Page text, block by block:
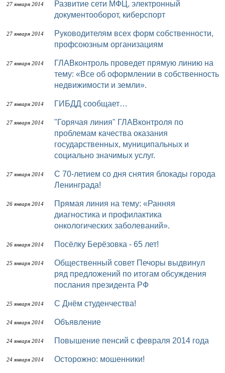
27 января 2014
Развитие сети МФЦ, электронный
документооборот, киберспорт
27 января 2014
Руководителям всех форм собственности,
профсоюзным организациям
27 января 2014
ГЛАВконтроль проведет прямую линию на
тему: «Все об оформлении в собственность
недвижимости и земли».
27 января 2014 ГИБДД сообщает…
27 января 2014
"Горячая линия" ГЛАВконтроля по
проблемам качества оказания
государственных, муниципальных и
социально значимых услуг.
27 января 2014
C 70-летием со дня снятия блокады города
Ленинграда!
26 января 2014
Прямая линия на тему: «Ранняя
диагностика и профилактика
онкологических заболеваний».
26 января 2014 Посёлку Берёзовка - 65 лет!
25 января 2014
Общественный совет Печоры выдвинул
ряд предложений по итогам обсуждения
послания президента РФ
25 января 2014 С Днём студенчества!
24 января 2014 Объявление
24 января 2014 Повышение пенсий с февраля 2014 года
24 января 2014 Осторожно: мошенники!